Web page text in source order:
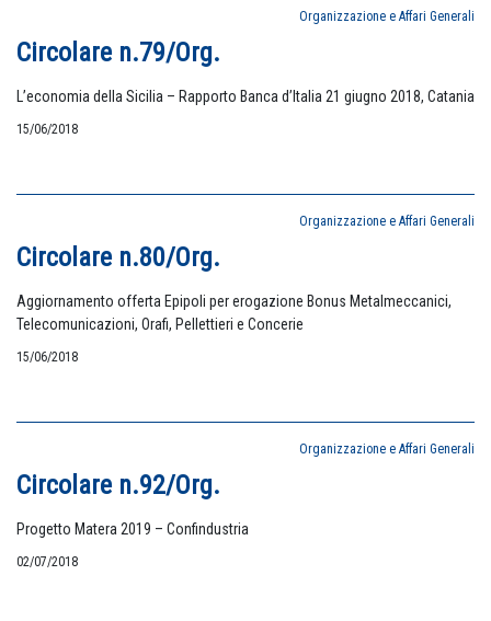
Organizzazione e Affari Generali
Circolare n.79/Org.
L’economia della Sicilia – Rapporto Banca d’Italia 21 giugno 2018, Catania
15/06/2018
Organizzazione e Affari Generali
Circolare n.80/Org.
Aggiornamento offerta Epipoli per erogazione Bonus Metalmeccanici,
Telecomunicazioni, Orafi, Pellettieri e Concerie
15/06/2018
Organizzazione e Affari Generali
Circolare n.92/Org.
Progetto Matera 2019 – Confindustria
02/07/2018